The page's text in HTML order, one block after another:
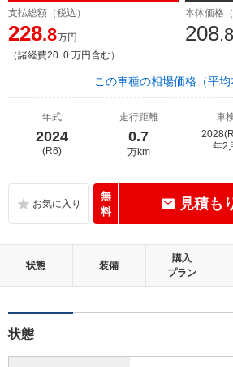
支払総額（税込）
228.8万円
（諸経費20 .0 万円含む）
本体価格（
208.8
この車種の相場価格（平均
年式
2024
(R6)
走行距離
0.7
万km
車
年2
無
料
見積も
状態 装備
購入
プラン
状態